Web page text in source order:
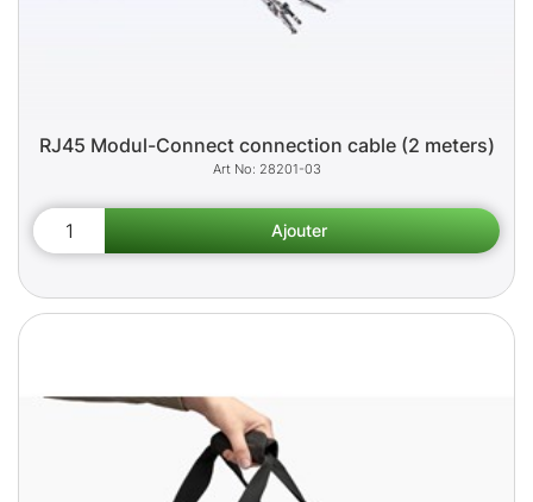
RJ45 Modul-Connect connection cable (2 meters)
28201-03